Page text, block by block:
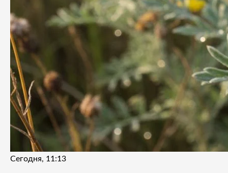
Сегодня, 11:13